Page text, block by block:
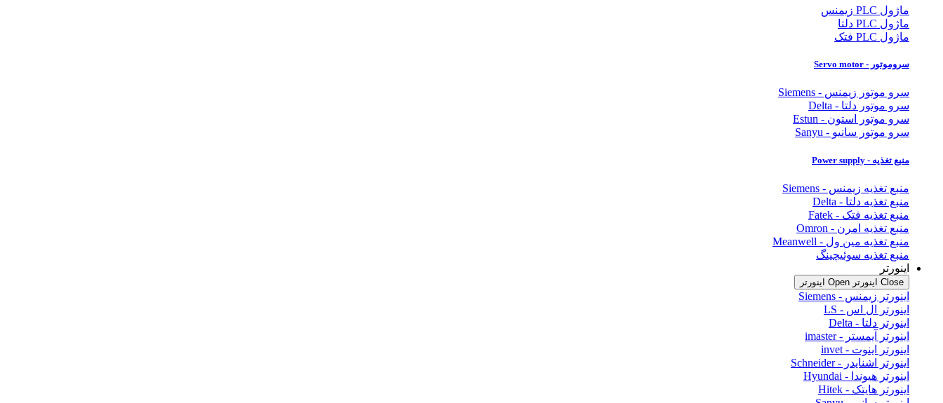
ماژول PLC زیمنس
ماژول PLC دلتا
ماژول PLC فتک
سروموتور - Servo motor
سرو موتور زیمنس - Siemens
سرو موتور دلتا - Delta
سرو موتور استون - Estun
سرو موتور سانیو - Sanyu
منبع تغذیه - Power supply
منبع تغذیه زیمنس - Siemens
منبع تغذیه دلتا - Delta
منبع تغذیه فتک - Fatek
منبع تغذیه امرن - Omron
منبع تغذیه مین ول - Meanwell
منبع تغذیه سوئیچینگ
اینورتر
Close اینورتر Open اینورتر
اینورتر زیمنس - Siemens
اینورتر ال اس - LS
اینورتر دلتا - Delta
اینورتر آیمستر - imaster
اینورتر اینوت - invet
اینورتر اشنایدر - Schneider
اینورتر هیوندا - Hyundai
اینورتر هایتک - Hitek